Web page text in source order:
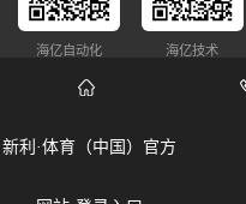
海亿自动化 海亿技术
新利·体育（中国）官方